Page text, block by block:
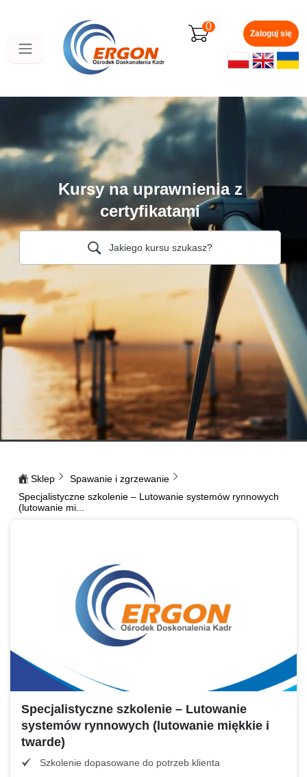
zawartości
0
Zaloguj się
Kursy na uprawnienia z
certyfikatami
Jakiego kursu szukasz?
Sklep
Spawanie i zgrzewanie
Specjalistyczne szkolenie – Lutowanie systemów rynnowych
(lutowanie mi...
Specjalistyczne szkolenie – Lutowanie
systemów rynnowych (lutowanie miękkie i
twarde)
Szkolenie dopasowane do potrzeb klienta